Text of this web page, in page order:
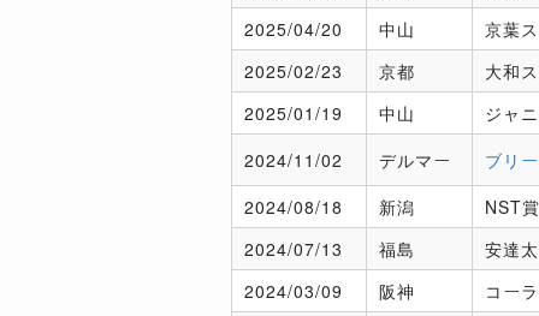
2025/04/20 中山
京葉
2025/02/23 京都
大和
2025/01/19 中山
ジャ
2024/11/02 デルマー
ブリ
2024/08/18 新潟
NST賞
2024/07/13 福島
安達
2024/03/09 阪神
コー